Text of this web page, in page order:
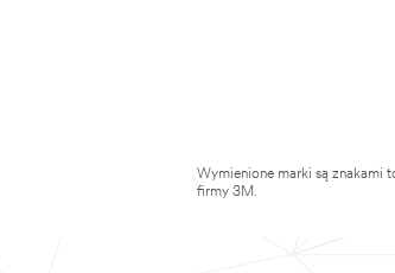
Wymienione marki są znakami
firmy 3M.